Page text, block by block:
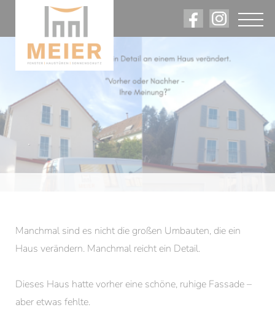
Angebote. Rabatte. Firmennews.
Am Laufenden bleiben.
.
Manchmal sind es nicht die großen Umbauten, die ein
Haus verändern. Manchmal reicht ein Detail.
Dieses Haus hatte vorher eine schöne, ruhige Fassade –
aber etwas fehlte.